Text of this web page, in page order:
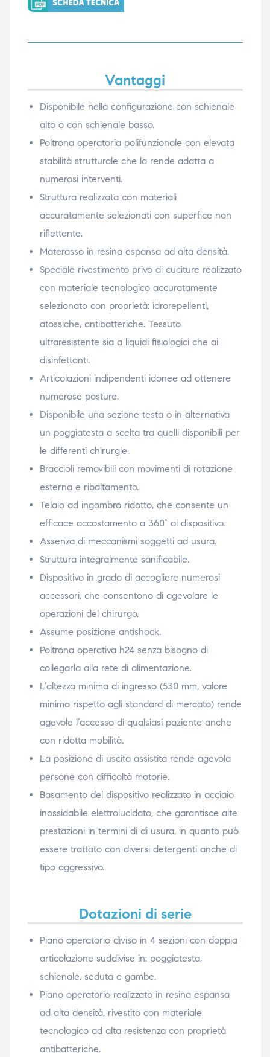
Vantaggi
Disponibile nella configurazione con schienale
alto o con schienale basso.
Poltrona operatoria polifunzionale con elevata
stabilità strutturale che la rende adatta a
numerosi interventi.
Struttura realizzata con materiali
accuratamente selezionati con superfice non
riflettente.
Materasso in resina espansa ad alta densità.
Speciale rivestimento privo di cuciture realizzato
con materiale tecnologico accuratamente
selezionato con proprietà: idrorepellenti,
atossiche, antibatteriche. Tessuto
ultraresistente sia a liquidi fisiologici che ai
disinfettanti.
Articolazioni indipendenti idonee ad ottenere
numerose posture.
Disponibile una sezione testa o in alternativa
un poggiatesta a scelta tra quelli disponibili per
le differenti chirurgie.
Braccioli removibili con movimenti di rotazione
esterna e ribaltamento.
Telaio ad ingombro ridotto, che consente un
efficace accostamento a 360° al dispositivo.
Assenza di meccanismi soggetti ad usura.
Struttura integralmente sanificabile.
Dispositivo in grado di accogliere numerosi
accessori, che consentono di agevolare le
operazioni del chirurgo.
Assume posizione antishock.
Poltrona operativa h24 senza bisogno di
collegarla alla rete di alimentazione.
L’altezza minima di ingresso (530 mm, valore
minimo rispetto agli standard di mercato) rende
agevole l’accesso di qualsiasi paziente anche
con ridotta mobilità.
La posizione di uscita assistita rende agevola
persone con difficoltà motorie.
Basamento del dispositivo realizzato in acciaio
inossidabile elettrolucidato, che garantisce alte
prestazioni in termini di di usura, in quanto può
essere trattato con diversi detergenti anche di
tipo aggressivo.
Dotazioni di serie
Piano operatorio diviso in 4 sezioni con doppia
articolazione suddivise in: poggiatesta,
schienale, seduta e gambe.
Piano operatorio realizzato in resina espansa
ad alta densità, rivestito con materiale
tecnologico ad alta resistenza con proprietà
antibatteriche.